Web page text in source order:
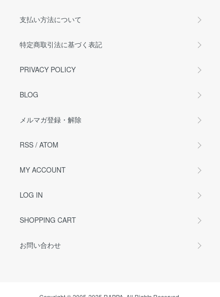
支払い方法について
特定商取引法に基づく表記
PRIVACY POLICY
BLOG
メルマガ登録・解除
RSS / ATOM
MY ACCOUNT
LOG IN
SHOPPING CART
お問い合わせ